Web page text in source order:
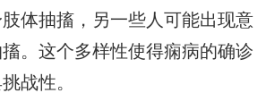
体抽搐，另一些人可能出现意
。这个多样性使得痫病的确诊
战性。